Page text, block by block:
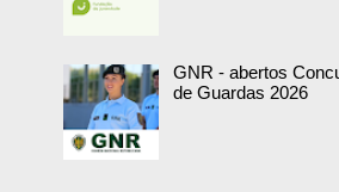
GNR - abertos
de Guardas 2026